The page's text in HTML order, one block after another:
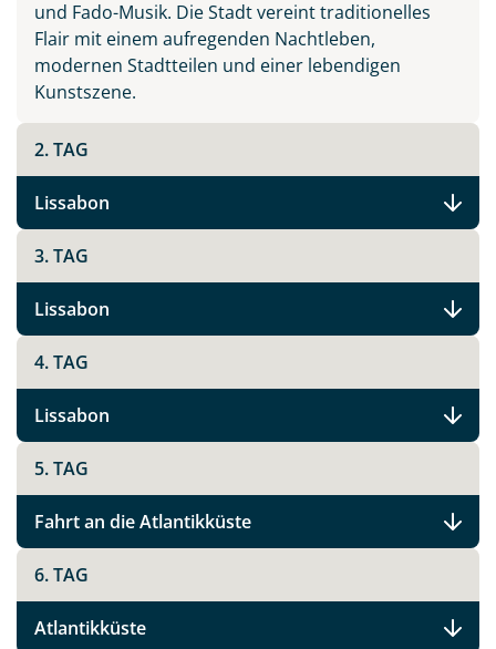
Facebook
Instagram
WhatsApp
Telegram
Link kopieren
und Fado-Musik. Die Stadt vereint traditionelles
Flair mit einem aufregenden Nachtleben,
modernen Stadtteilen und einer lebendigen
Kunstszene.
2. TAG
Lissabon
3. TAG
Lissabon
4. TAG
Lissabon
5. TAG
Fahrt an die Atlantikküste
6. TAG
Atlantikküste